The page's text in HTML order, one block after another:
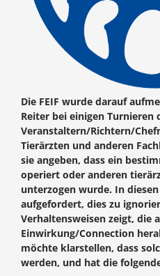
Die FEIF wurde darauf
Reiter bei einigen Turnieren
Veranstaltern/Richtern/
Tierärzten und anderen
sie angeben, dass ein
operiert oder anderen
unterzogen wurde. In
aufgefordert, dies zu
Verhaltensweisen zeigt, die
Einwirkung/Connection
möchte klarstellen, dass
werden, und hat die